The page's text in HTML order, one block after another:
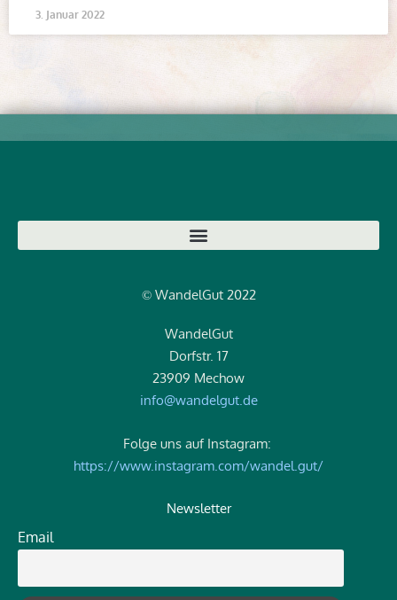
3. Januar 2022
© WandelGut 2022
WandelGut
Dorfstr. 17
23909 Mechow
info@wandelgut.de
Folge uns auf Instagram:
https://www.instagram.com/wandel.gut/
Newsletter
Email